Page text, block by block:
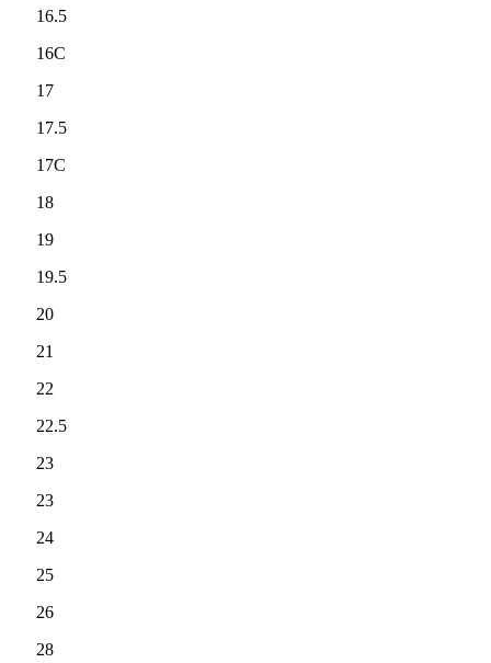
16.5
16C
17
17.5
17C
18
19
19.5
20
21
22
22.5
23
23
24
25
26
28